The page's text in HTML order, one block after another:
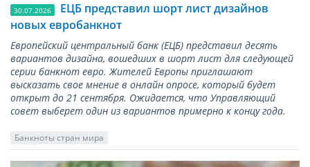
30.07.2026
ЕЦБ представил шорт лист дизайнов
новых евробанкнот
Европейский центральный банк (ЕЦБ) представил десять
вариантов дизайна, вошедших в шорт лист для следующей
серии банкнот евро. Жителей Европы приглашают
высказать свое мнение в онлайн опросе, который будет
открыт до 21 сентября. Ожидается, что Управляющий
совет выберет один из вариантов примерно к концу года.
Банкноты стран мира